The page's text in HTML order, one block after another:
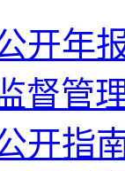
开年
督管
开指